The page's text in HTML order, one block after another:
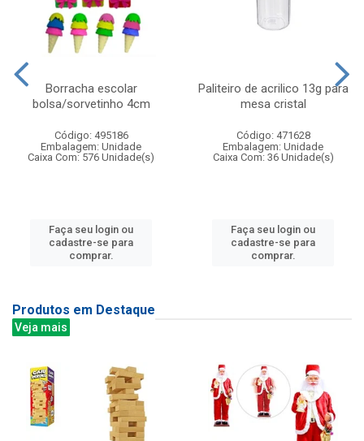
Borracha escolar
bolsa/sorvetinho 4cm
Código: 495186
Embalagem: Unidade
Caixa Com: 576 Unidade(s)
Faça seu login ou
cadastre-se para
comprar.
Paliteiro de acrilico 13g para
mesa cristal
Código: 471628
Embalagem: Unidade
Caixa Com: 36 Unidade(s)
Faça seu login ou
cadastre-se para
comprar.
Produtos em Destaque
Veja mais